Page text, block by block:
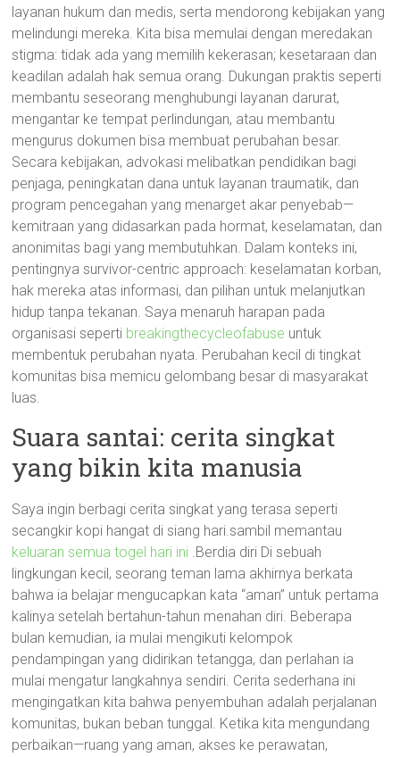
layanan hukum dan medis, serta mendorong kebijakan yang
melindungi mereka. Kita bisa memulai dengan meredakan
stigma: tidak ada yang memilih kekerasan; kesetaraan dan
keadilan adalah hak semua orang. Dukungan praktis seperti
membantu seseorang menghubungi layanan darurat,
mengantar ke tempat perlindungan, atau membantu
mengurus dokumen bisa membuat perubahan besar.
Secara kebijakan, advokasi melibatkan pendidikan bagi
penjaga, peningkatan dana untuk layanan traumatik, dan
program pencegahan yang menarget akar penyebab—
kemitraan yang didasarkan pada hormat, keselamatan, dan
anonimitas bagi yang membutuhkan. Dalam konteks ini,
pentingnya survivor-centric approach: keselamatan korban,
hak mereka atas informasi, dan pilihan untuk melanjutkan
hidup tanpa tekanan. Saya menaruh harapan pada
organisasi seperti breakingthecycleofabuse untuk
membentuk perubahan nyata. Perubahan kecil di tingkat
komunitas bisa memicu gelombang besar di masyarakat
luas.
Suara santai: cerita singkat
yang bikin kita manusia
Saya ingin berbagi cerita singkat yang terasa seperti
secangkir kopi hangat di siang hari.sambil memantau
keluaran semua togel hari ini .Berdia diri Di sebuah
lingkungan kecil, seorang teman lama akhirnya berkata
bahwa ia belajar mengucapkan kata “aman” untuk pertama
kalinya setelah bertahun-tahun menahan diri. Beberapa
bulan kemudian, ia mulai mengikuti kelompok
pendampingan yang didirikan tetangga, dan perlahan ia
mulai mengatur langkahnya sendiri. Cerita sederhana ini
mengingatkan kita bahwa penyembuhan adalah perjalanan
komunitas, bukan beban tunggal. Ketika kita mengundang
perbaikan—ruang yang aman, akses ke perawatan,